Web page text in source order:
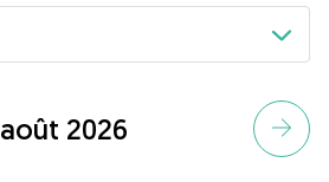
août 2026